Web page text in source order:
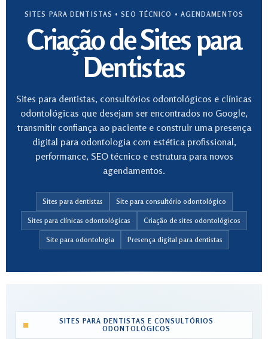
SITES PARA DENTISTAS • SEO TÉCNICO • AGENDAMENTOS
Criação de Sites para
Dentistas
Sites para dentistas, consultórios odontológicos e clínicas
odontológicas que desejam ser encontrados no Google,
transmitir confiança ao paciente e construir uma presença
digital para odontologia com estética profissional,
performance, SEO técnico e estrutura para novos
agendamentos.
Sites para dentistas Site para consultório odontológico
Sites para clínicas odontológicas Criação de sites odontológicos
Site para odontologia Presença digital para dentistas
SITES PARA DENTISTAS E CONSULTÓRIOS
ODONTOLÓGICOS